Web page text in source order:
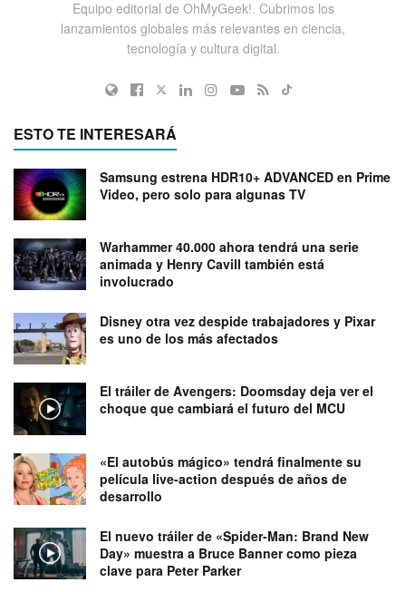
Equipo editorial de OhMyGeek!. Cubrimos los
lanzamientos globales más relevantes en ciencia,
tecnología y cultura digital.
ESTO TE INTERESARÁ
Samsung estrena HDR10+ ADVANCED en Prime
Video, pero solo para algunas TV
Warhammer 40.000 ahora tendrá una serie
animada y Henry Cavill también está
involucrado
Disney otra vez despide trabajadores y Pixar
es uno de los más afectados
El tráiler de Avengers: Doomsday deja ver el
choque que cambiará el futuro del MCU
«El autobús mágico» tendrá finalmente su
película live-action después de años de
desarrollo
El nuevo tráiler de «Spider-Man: Brand New
Day» muestra a Bruce Banner como pieza
clave para Peter Parker